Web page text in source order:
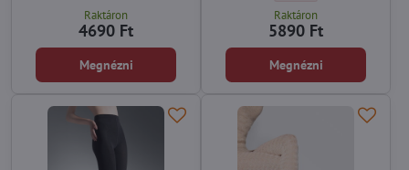
Raktáron
4690 Ft
Megnézni
Raktáron
5890 Ft
Megnézni